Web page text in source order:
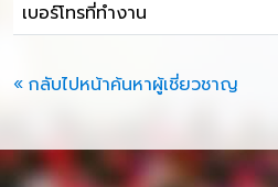
เบอร์โทรที่ทำงาน
« กลับไปหน้าค้นหาผู้เชี่ยวชาญ